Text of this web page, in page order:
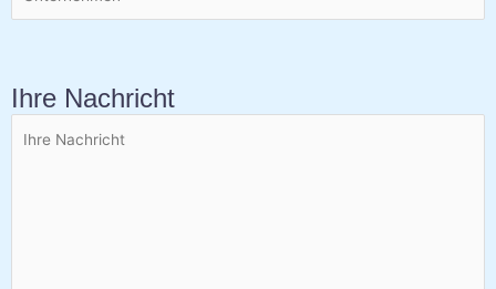
Ihre Nachricht